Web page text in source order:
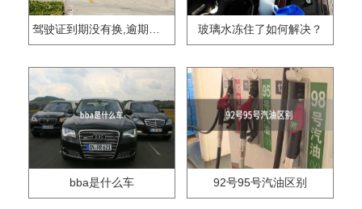
驾驶证到期没有换,逾期怎么办?? 玻璃水冻住了如何解决？
bba是什么车 92号95号汽油区别